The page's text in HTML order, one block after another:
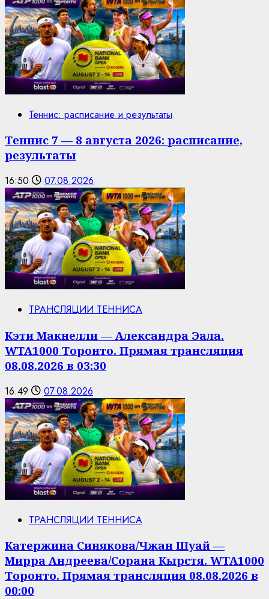
Теннис: расписание и результаты
Теннис 7 — 8 августа 2026: расписание,
результаты
16:50 07.08.2026
ТРАНСЛЯЦИИ ТЕННИСА
Кэти Макнелли — Александра Эала.
WTA1000 Торонто. Прямая трансляция
08.08.2026 в 03:30
16:49 07.08.2026
ТРАНСЛЯЦИИ ТЕННИСА
Катержина Синякова/Чжан Шуай —
Мирра Андреева/Сорана Кырстя. WTA1000
Торонто. Прямая трансляция 08.08.2026 в
00:00